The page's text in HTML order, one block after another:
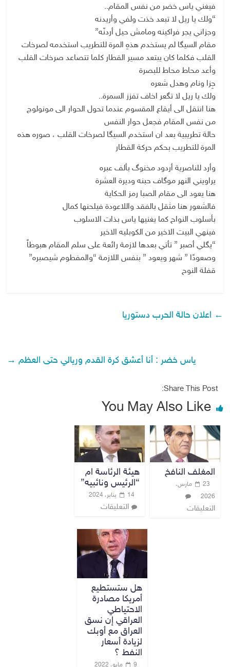
فيغني ياس خضر من نفس المقام..
“ولك يا ريل لا تبعد خذت ولفي وأريدنه
وجزاني يجر فراكينه ومامش حيل أردنّه”
مقام السيگا لم يستخدم هذهِ المرة للتطريب استخدمه لصرخات
القلب فكلما كان يبتعد مسير القطار كلما تتصاعد صرخات القلب
وأعد محاط محاط للبصرة
جِزا ونام وهدل شعره
ولك يا ريل لا تگعر اخاف تفزز السمرة..
هنا انتقل الى أيقاع المقسوم عندما تحول الحوار الى مونولوج
من نفس المقام فجعل حوار النفس
حالة تطريبية بعد ان استخدم السيگا لصرخات القلب ، صوره هذه
المرة للتطريب بحكم حركة القطار
وأرد للناصرية أردود مخنوگ بألف عبره
يراويني النهر موگاف حبنه وديرة العشرة
هنا يعود الى مقام الصبا رمز الحكاية
فالشعور هنا مثقل بالفقد واللاعودة فيلحنها كمال
بأسلوب النواح كما يغنيها ياس بذات الاسلوب
فينهي البيت الاخير من الكوبليه الاخير
“يگلي أصبر ” تأتي بعدها لازمة رائعة على سلم المقام هبوطاً
وصعودًا ” شهر ويعود ” بنفس اللازمة “والمفطوم شيصبره”
قفلة النوح
← اعلان حالة الحرب دستوريا
ياس خضر : أنا أعشق كرة القدم وريالي حتى العظم →
Share This Post:
You May Also Like
المغلف النافخ
23 مارس،
2026
التعليقات
هيئة الرئاسة ام
“الرئيس ونائبيه”
14 يناير، 2024
التعليقات
هل ستستطيع
أمريكا مصادرة
الاحتياطي
العراقي إن نسق
العراق مع أوبك
لزيادة أسعار
النفط ؟
9 مايو، 2022